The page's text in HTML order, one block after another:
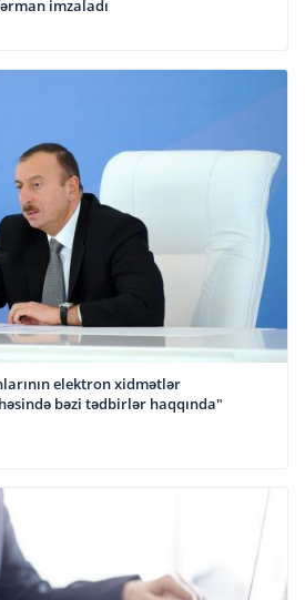
imzaladı
elektron xidmətlər
bəzi tədbirlər haqqında"